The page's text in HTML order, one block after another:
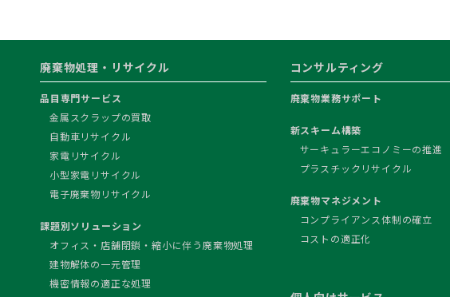
廃棄物処理・リサイクル
品目専門サービス
金属スクラップの買取
自動車リサイクル
家電リサイクル
小型家電リサイクル
電子廃棄物リサイクル
課題別ソリューション
オフィス・店舗閉鎖・縮小に伴う廃棄物処理
建物解体の一元管理
機密情報の適正な処理
コンサルティング
廃棄物業務サポート
新スキーム構築
サーキュラーエコノミーの推進
プラスチックリサイクル
廃棄物マネジメント
コンプライアンス体制の確立
コストの適正化